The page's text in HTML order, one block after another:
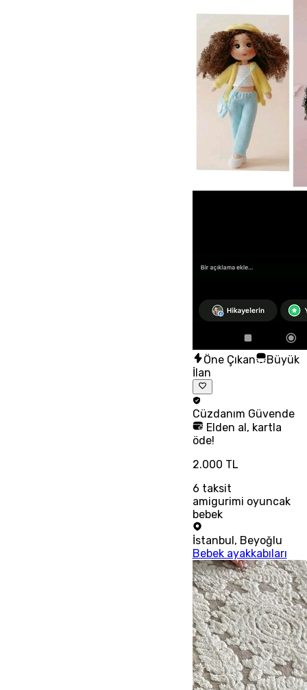
Öne Çıkan
Büyük
İlan
Cüzdanım Güvende
Elden al, kartla
öde!
2.000 TL
6 taksit
amigurimi oyuncak
bebek
İstanbul , Beyoğlu
Bebek ayakkabıları